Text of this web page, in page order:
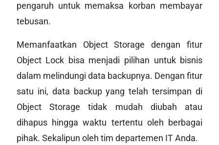
pengaruh untuk memaksa korban membayar
tebusan.
Memanfaatkan Object Storage dengan fitur
Object Lock bisa menjadi pilihan untuk bisnis
dalam melindungi data backupnya. Dengan fitur
satu ini, data backup yang telah tersimpan di
Object Storage tidak mudah diubah atau
dihapus hingga waktu tertentu oleh berbagai
pihak. Sekalipun oleh tim departemen IT Anda.